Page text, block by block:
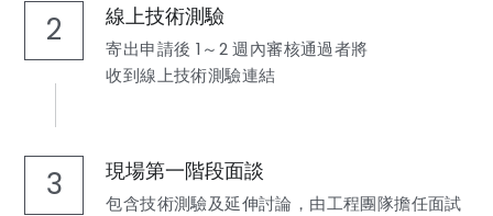
2 線上技術測驗
寄出申請後 1～2 週內審核通過者將
收到線上技術測驗連結
3 現場第一階段面談
包含技術測驗及延伸討論，由工程團隊擔任面試